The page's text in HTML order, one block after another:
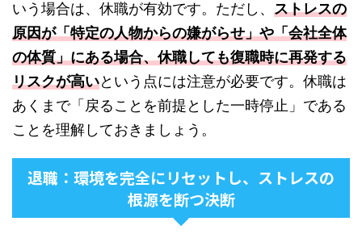
いう場合は、休職が有効です。ただし、 ストレスの
原因が「特定の人物からの嫌がらせ」や「会社全体
の体質」にある場合、休職しても復職時に再発する
リスクが高いという点には注意が必要です。休職は
あくまで「戻ることを前提とした一時停止」である
ことを理解しておきましょう。
退職：環境を完全にリセットし、ストレスの
根源を断つ決断